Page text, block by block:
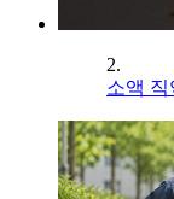
2.
소액